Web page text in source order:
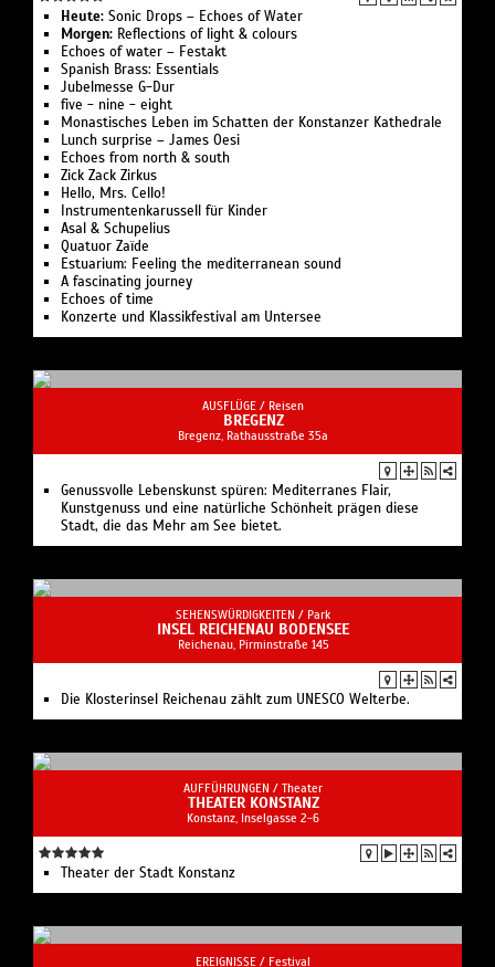
Heute: Sonic Drops – Echoes of Water
Morgen: Reflections of light & colours
Echoes of water – Festakt
Spanish Brass: Essentials
Jubelmesse G-Dur
five - nine - eight‍
Monastisches Leben im Schatten der Konstanzer Kathedrale‍
Lunch surprise – James Oesi
Echoes from north & south
Zick Zack Zirkus
Hello, Mrs. Cello!
Instrumentenkarussell für Kinder
Asal & Schupelius
Quatuor Zaïde
Estuarium: Feeling the mediterranean sound‍
A fascinating journey
Echoes of time
Konzerte und Klassikfestival am Untersee
AUSFLÜGE / Reisen
BREGENZ
Bregenz, Rathausstraße 35a
Genussvolle Lebenskunst spüren: Mediterranes Flair,
Kunstgenuss und eine natürliche Schönheit prägen diese
Stadt, die das Mehr am See bietet.
SEHENSWÜRDIGKEITEN / Park
INSEL REICHENAU BODENSEE
Reichenau, Pirminstraße 145
Die Klosterinsel Reichenau zählt zum UNESCO Welterbe.
AUFFÜHRUNGEN / Theater
THEATER KONSTANZ
Konstanz, Inselgasse 2-6
Theater der Stadt Konstanz
EREIGNISSE / Festival